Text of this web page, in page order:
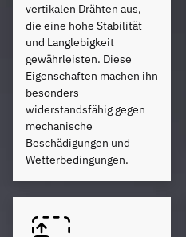
vertikalen Drähten aus,
die eine hohe Stabilität
und Langlebigkeit
gewährleisten. Diese
Eigenschaften machen ihn
besonders
widerstandsfähig gegen
mechanische
Beschädigungen und
Wetterbedingungen.